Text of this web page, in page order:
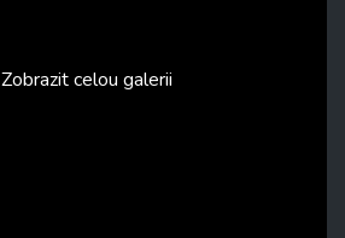
Zobrazit celou galerii